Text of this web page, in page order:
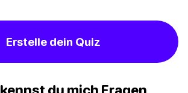
Erstelle dein Quiz